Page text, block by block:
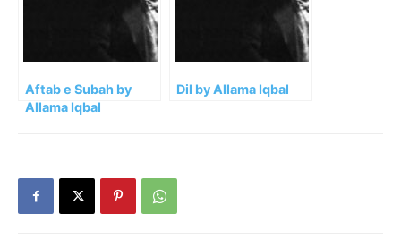
Aftab e Subah by
Allama Iqbal
Dil by Allama Iqbal